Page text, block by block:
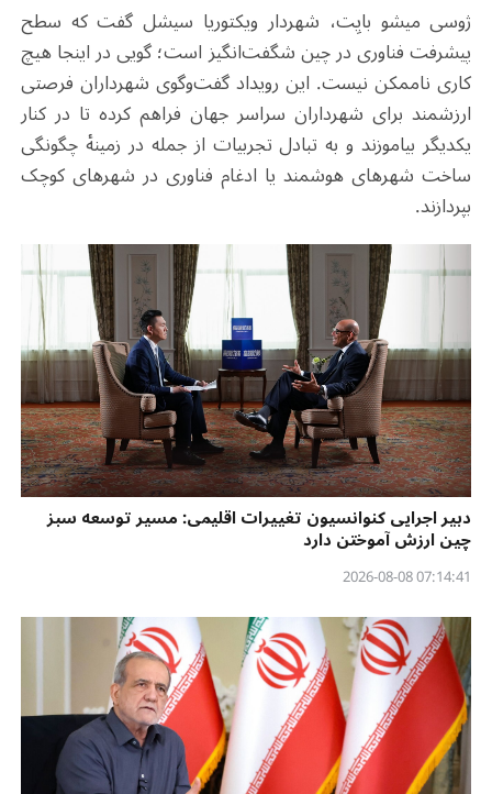
ژوسی میشو با‌یِت، شهردار ویکتوریا سیشل گفت که سطح
پیشرفت فناوری در چین شگفت‌انگیز است؛ گویی در اینجا هیچ
کاری ناممکن نیست. این رویداد گفت‌وگوی شهرداران فرصتی
ارزشمند برای شهرداران سراسر جهان فراهم کرده تا در کنار
یکدیگر بیاموزند و به تبادل تجربیات از جمله در زمینهٔ چگونگی
ساخت شهرهای هوشمند یا ادغام فناوری در شهرهای کوچک
بپردازند.
دبیر اجرایی کنوانسیون تغییرات اقلیمی: مسیر توسعه سبز
چین ارزش آموختن دارد
07:14:41 2026-08-08